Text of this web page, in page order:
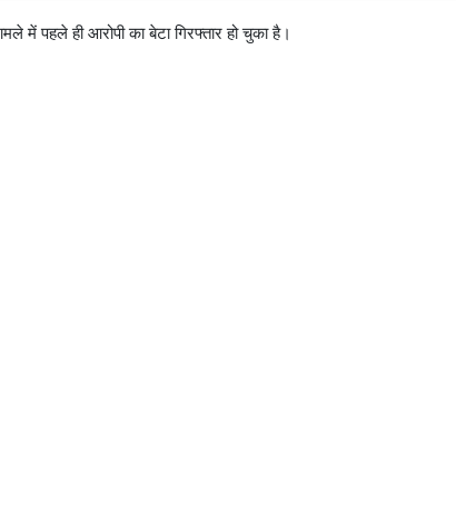
में पहले ही आरोपी का बेटा गिरफ्तार हो चुका है।